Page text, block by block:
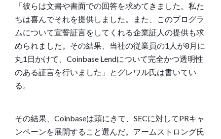
「彼らは文書や書面での回答を求めてきました。私た
ちは喜んでそれを提供しました。また、このプログラ
ムについて宣誓証言をしてくれる企業証人の提供も求
められました。その結果、当社の従業員の1人が8月に
丸1日かけて、Coinbase Lendについて完全かつ透明性
のある証言を行いました」とグレワル氏は書いてい
る。
その結果、Coinbaseは頭にきて、SECに対してPRキャ
ンペーンを展開すること選んだ。アームストロング氏